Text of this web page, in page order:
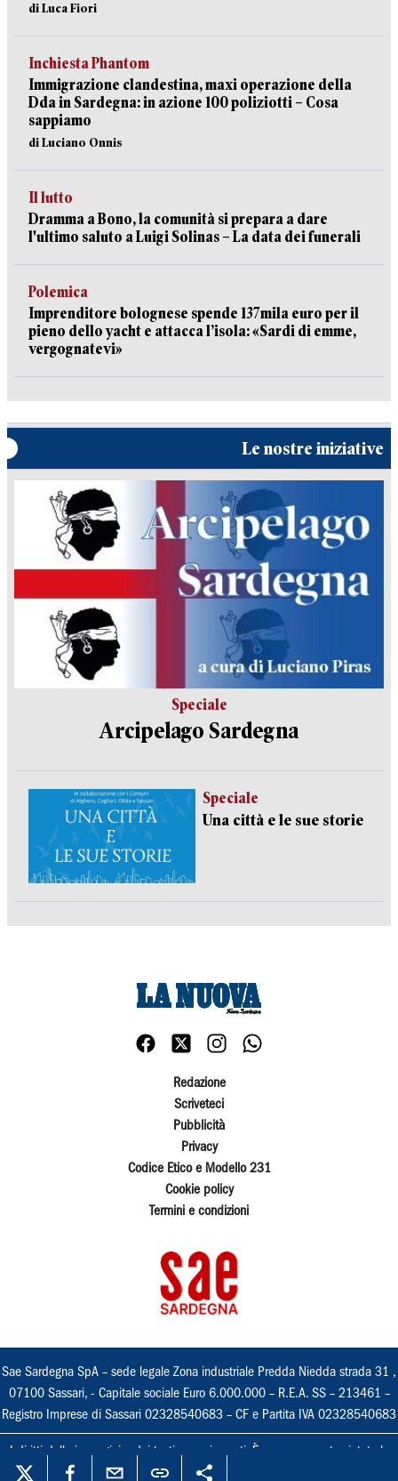
di Luca Fiori
Inchiesta Phantom
Immigrazione clandestina, maxi operazione della
Dda in Sardegna: in azione 100 poliziotti – Cosa
sappiamo
di Luciano Onnis
Il lutto
Dramma a Bono, la comunità si prepara a dare
l'ultimo saluto a Luigi Solinas – La data dei funerali
Polemica
Imprenditore bolognese spende 137mila euro per il
pieno dello yacht e attacca l’isola: «Sardi di emme,
vergognatevi»
Le nostre iniziative
Speciale
Arcipelago Sardegna
Speciale
Una città e le sue storie
Redazione
Scriveteci
Pubblicità
Privacy
Codice Etico e Modello 231
Cookie policy
Termini e condizioni
Sae Sardegna SpA – sede legale Zona industriale Predda Niedda strada 31 ,
07100 Sassari, - Capitale sociale Euro 6.000.000 – R.E.A. SS – 213461 –
Registro Imprese di Sassari 02328540683 – CF e Partita IVA 02328540683
I diritti delle immagini e dei testi sono riservati. È espressamente vietata la
loro riproduzione con qualsiasi mezzo e l'adattamento totale o parziale.